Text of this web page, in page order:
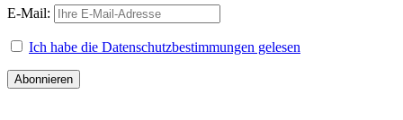
E-Mail:
Ich habe die Datenschutzbestimmungen gelesen